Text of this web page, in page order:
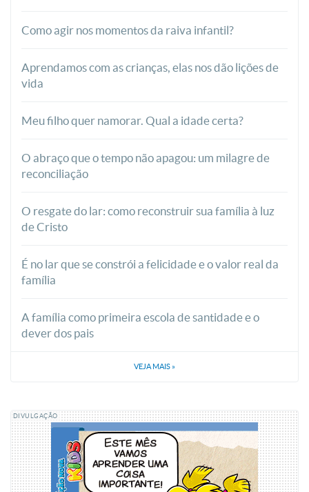
Como agir nos momentos da raiva infantil?
Aprendamos com as crianças, elas nos dão lições de
vida
Meu filho quer namorar. Qual a idade certa?
O abraço que o tempo não apagou: um milagre de
reconciliação
O resgate do lar: como reconstruir sua família à luz
de Cristo
É no lar que se constrói a felicidade e o valor real da
família
A família como primeira escola de santidade e o
dever dos pais
VEJA MAIS »
DIVULGAÇÃO